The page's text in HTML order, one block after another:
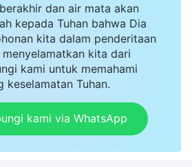
dan air mata akan
kepada Tuhan bahwa Dia
kita dalam penderitaan
kita dari
kami untuk memahami
keselamatan Tuhan.
kami via WhatsApp